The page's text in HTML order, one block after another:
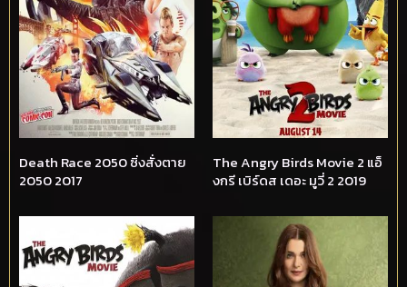
Death Race 2050 ซิ่งสั่งตาย
2050 2017
The Angry Birds Movie 2 แอ็
งกรี เบิร์ดส เดอะ มูวี่ 2 2019